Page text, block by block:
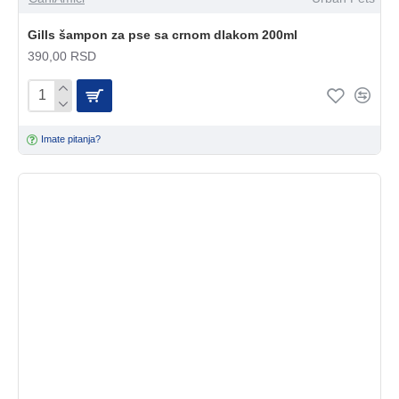
Gills šampon za pse sa crnom dlakom 200ml
390,00 RSD
Imate pitanja?